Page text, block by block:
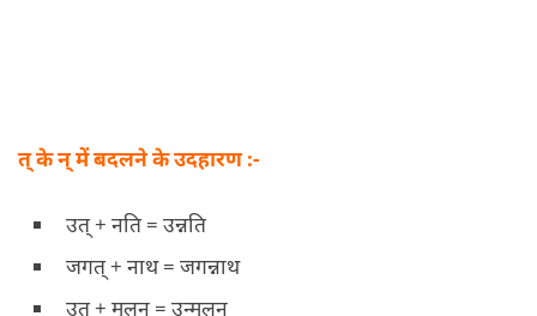
त् के न् में बदलने के उदहारण :-
उत् + नति = उन्नति
जगत् + नाथ = जगन्नाथ
उत् + मूलन = उन्मूलन